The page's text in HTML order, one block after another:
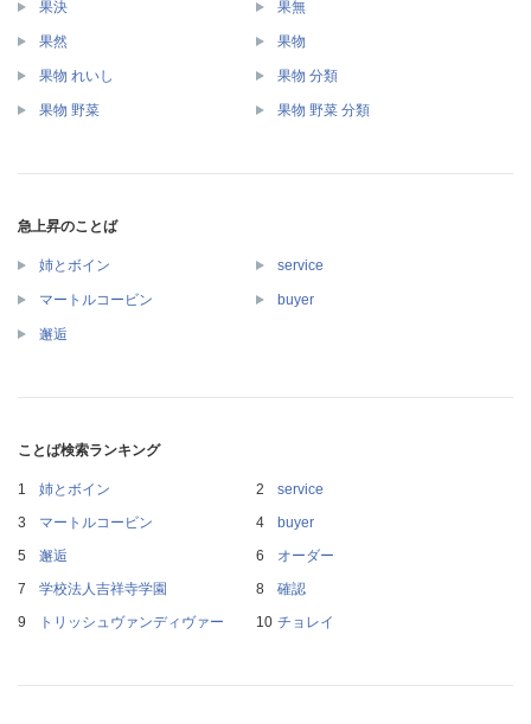
果決 果無
果然 果物
果物 れいし 果物 分類
果物 野菜 果物 野菜 分類
急上昇のことば
姉とボイン service
マートルコービン buyer
邂逅
ことば検索ランキング
姉とボイン
service
マートルコービン
buyer
邂逅
オーダー
学校法人吉祥寺学園
確認
トリッシュヴァンディヴァー
チョレイ